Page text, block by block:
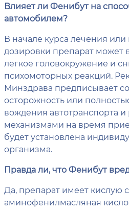
Влияет ли Фенибут на
автомобилем?
В начале курса лечения
дозировки препарат может
легкое головокружение и
психомоторных реакций.
Минздрава предписывает
осторожность или
вождения автотранспорта
механизмами на время
будет установлена
организма.
Правда ли, что Фенибут
Да, препарат имеет кислую
аминофенилмасляная